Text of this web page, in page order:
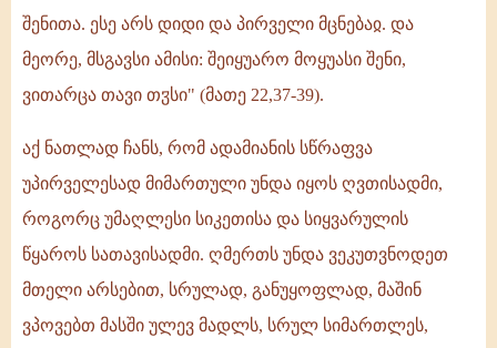
შენითა. ესე არს დიდი და პირველი მცნებაჲ. და
მეორე, მსგავსი ამისი: შეიყუარო მოყუასი შენი,
ვითარცა თავი თჳსი" (მათე 22,37-39).
აქ ნათლად ჩანს, რომ ადამიანის სწრაფვა
უპირველესად მიმართული უნდა იყოს ღვთისადმი,
როგორც უმაღლესი სიკეთისა და სიყვარულის
წყაროს სათავისადმი. ღმერთს უნდა ვეკუთვნოდეთ
მთელი არსებით, სრულად, განუყოფლად, მაშინ
ვპოვებთ მასში ულევ მადლს, სრულ სიმართლეს,